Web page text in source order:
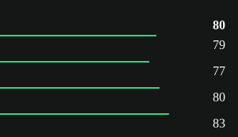
80
79
77
80
83